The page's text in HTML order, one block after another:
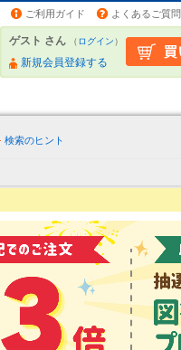
ご利用ガイド よくあるご質問
ゲスト さん （ログイン）
新規会員登録する
検索のヒント